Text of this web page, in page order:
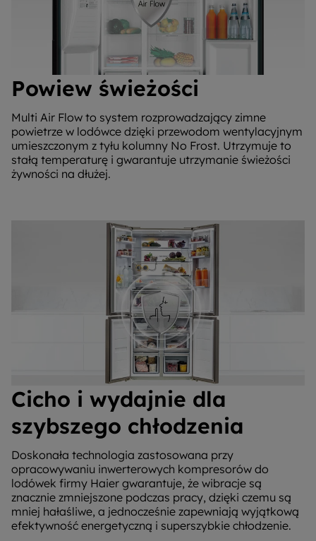
Powiew świeżości
Multi Air Flow to system rozprowadzający zimne
powietrze w lodówce dzięki przewodom wentylacyjnym
umieszczonym z tyłu kolumny No Frost. Utrzymuje to
stałą temperaturę i gwarantuje utrzymanie świeżości
żywności na dłużej.
Cicho i wydajnie dla
szybszego chłodzenia
Doskonała technologia zastosowana przy
opracowywaniu inwerterowych kompresorów do
lodówek firmy Haier gwarantuje, że ​​wibracje są
znacznie zmniejszone podczas pracy, dzięki czemu są
mniej hałaśliwe, a jednocześnie zapewniają wyjątkową
efektywność energetyczną i superszybkie chłodzenie.